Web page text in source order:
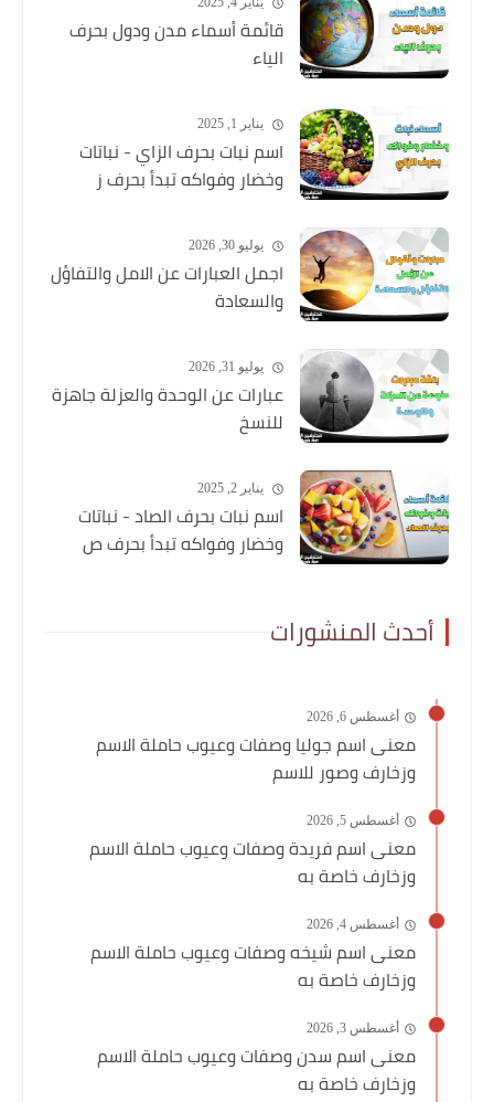
قائمة أسماء مدن ودول بحرف
الياء
يناير 1, 2025
اسم نبات بحرف الزاي - نباتات
وخضار وفواكه تبدأ بحرف ز
يوليو 30, 2026
اجمل العبارات عن الامل والتفاؤل
والسعادة
يوليو 31, 2026
عبارات عن الوحدة والعزلة جاهزة
للنسخ
يناير 2, 2025
اسم نبات بحرف الصاد - نباتات
وخضار وفواكه تبدأ بحرف ص
أحدث المنشورات
أغسطس 6, 2026
معنى اسم جوليا وصفات وعيوب حاملة الاسم
وزخارف وصور للاسم
أغسطس 5, 2026
معنى اسم فريدة وصفات وعيوب حاملة الاسم
وزخارف خاصة به
أغسطس 4, 2026
معنى اسم شيخه وصفات وعيوب حاملة الاسم
وزخارف خاصة به
أغسطس 3, 2026
معنى اسم سدن وصفات وعيوب حاملة الاسم
وزخارف خاصة به